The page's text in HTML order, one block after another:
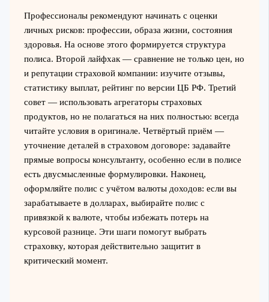
Профессионалы рекомендуют начинать с оценки
личных рисков: профессии, образа жизни, состояния
здоровья. На основе этого формируется структура
полиса. Второй лайфхак — сравнение не только цен, но
и репутации страховой компании: изучите отзывы,
статистику выплат, рейтинг по версии ЦБ РФ. Третий
совет — использовать агрегаторы страховых
продуктов, но не полагаться на них полностью: всегда
читайте условия в оригинале. Четвёртый приём —
уточнение деталей в страховом договоре: задавайте
прямые вопросы консультанту, особенно если в полисе
есть двусмысленные формулировки. Наконец,
оформляйте полис с учётом валюты доходов: если вы
зарабатываете в долларах, выбирайте полис с
привязкой к валюте, чтобы избежать потерь на
курсовой разнице. Эти шаги помогут выбрать
страховку, которая действительно защитит в
критический момент.